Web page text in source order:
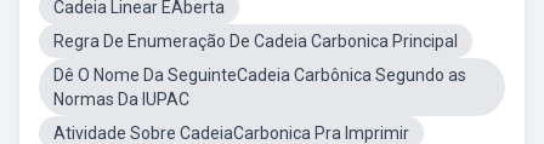
Cadeia Linear ÉAberta
Regra De Enumeração De Cadeia Carbonica Principal
Dê O Nome Da SeguinteCadeia Carbônica Segundo as
Normas Da IUPAC
Atividade Sobre CadeiaCarbonica Pra Imprimir